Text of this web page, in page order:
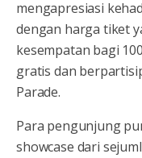
mengapresiasi
dengan harga tiket
kesempatan bagi
gratis dan
Parade.
Para pengunjung
showcase dari